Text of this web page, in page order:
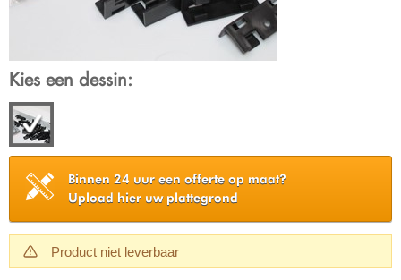
Kies een dessin:
Binnen 24 uur een offerte op maat?
Upload hier uw plattegrond
Product niet leverbaar